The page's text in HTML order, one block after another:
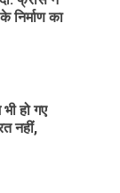
निर्माण का
हो गए
नहीं,